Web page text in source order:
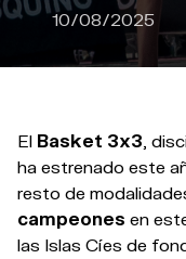
10/08/2025
El Basket 3x3 ,
ha estrenado este
resto de
campeones en
las Islas Cíes de